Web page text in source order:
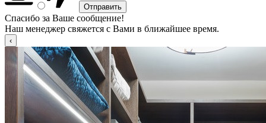
Спасибо за Ваше сообщение!
Наш менеджер свяжется с Вами в ближайшее время.